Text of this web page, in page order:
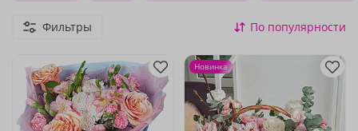
Фильтры По популярности
Новинка